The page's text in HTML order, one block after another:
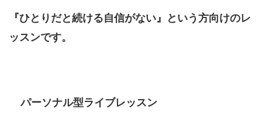
『ひとりだと続ける自信がない』という方向けのレ
ッスンです。
パーソナル型ライブレッスン